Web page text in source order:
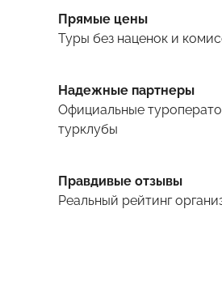
Прямые цены
Туры без наценок и
Надежные партнеры
Официальные
турклубы
Правдивые отзывы
Реальный рейтинг